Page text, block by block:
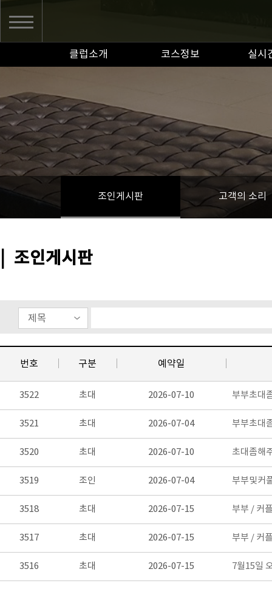
클럽소개 코스정보 실시
조인게시판 고객의 소리
조인게시판
번호 구분 예약일
3522 초대 2026-07-10 부부초대
3521 초대 2026-07-04 부부초대
3520 초대 2026-07-10 초대좀해
3519 조인 2026-07-04 부부및커
3518 초대 2026-07-15 부부 / 커
3517 초대 2026-07-15 부부 / 커
3516 초대 2026-07-15 7월15일